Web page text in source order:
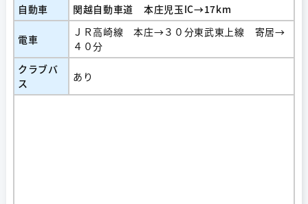
自動車 関越自動車道 本庄児玉IC→17km
電車
ＪＲ高崎線 本庄→３０分東武東上線 寄居→
４０分
クラブバ
ス
あり